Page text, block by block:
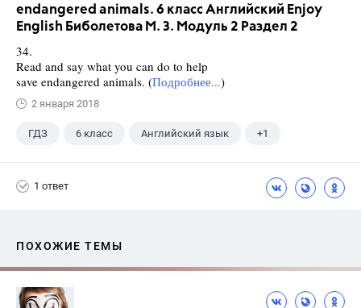
endangered animals. 6 класс Английский Enjoy
English Биболетова М. З. Модуль 2 Раздел 2
34.
Read and say what you can do to help
save endangered animals. (Подробнее...)
2 января 2018
ГДЗ 6 класс Английский язык +1
1 ответ
ПОХОЖИЕ ТЕМЫ